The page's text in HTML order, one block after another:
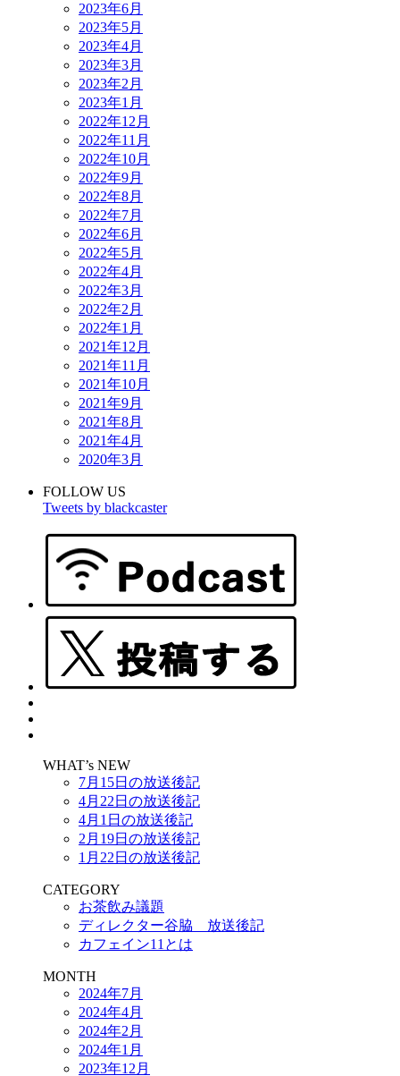
2023年6月
2023年5月
2023年4月
2023年3月
2023年2月
2023年1月
2022年12月
2022年11月
2022年10月
2022年9月
2022年8月
2022年7月
2022年6月
2022年5月
2022年4月
2022年3月
2022年2月
2022年1月
2021年12月
2021年11月
2021年10月
2021年9月
2021年8月
2021年4月
2020年3月
FOLLOW US
Tweets by blackcaster
WHAT’s NEW
7月15日の放送後記
4月22日の放送後記
4月1日の放送後記
2月19日の放送後記
1月22日の放送後記
CATEGORY
お茶飲み議題
ディレクター谷脇 放送後記
カフェイン11とは
MONTH
2024年7月
2024年4月
2024年2月
2024年1月
2023年12月